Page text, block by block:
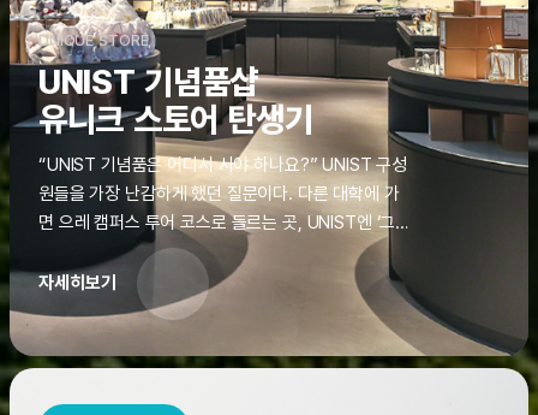
UNIQUE STORE
UNIST 기념품샵
유니크 스토어 탄생기
“UNIST 기념품은 어디서 사야 하나요?” UNIST 구성
원들을 가장 난감하게 했던 질문이다. 다른 대학에 가
면 으레 캠퍼스 투어 코스로 들르는 곳, UNIST엔 ‘그
것’이 없었다. 학교 탐방을 왔던 고등학생도, 자녀를 방
문하러 온 학부모도 빈손으로 돌려보내야 했던 아쉬움
을 달래줄 공간이 ‘유니크 스토어(UNIQUE
STORE)’라는 이름으로 지난해 11월 문을 열었다.
자세히보기